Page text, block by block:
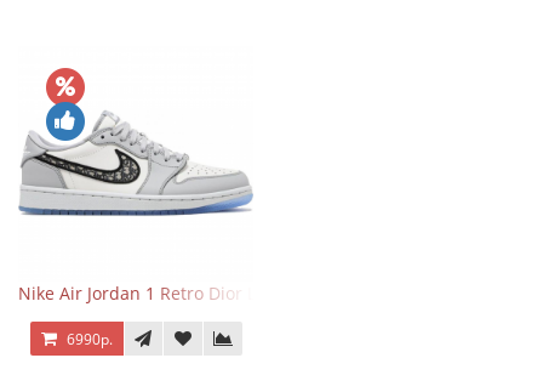
Nike Air Jordan 1 Retro Dior Low
6990р.